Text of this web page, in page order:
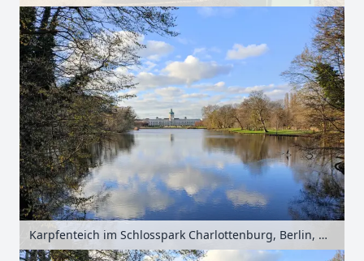
Karpfenteich im Schlosspark Charlottenburg, Berlin, Deutschland